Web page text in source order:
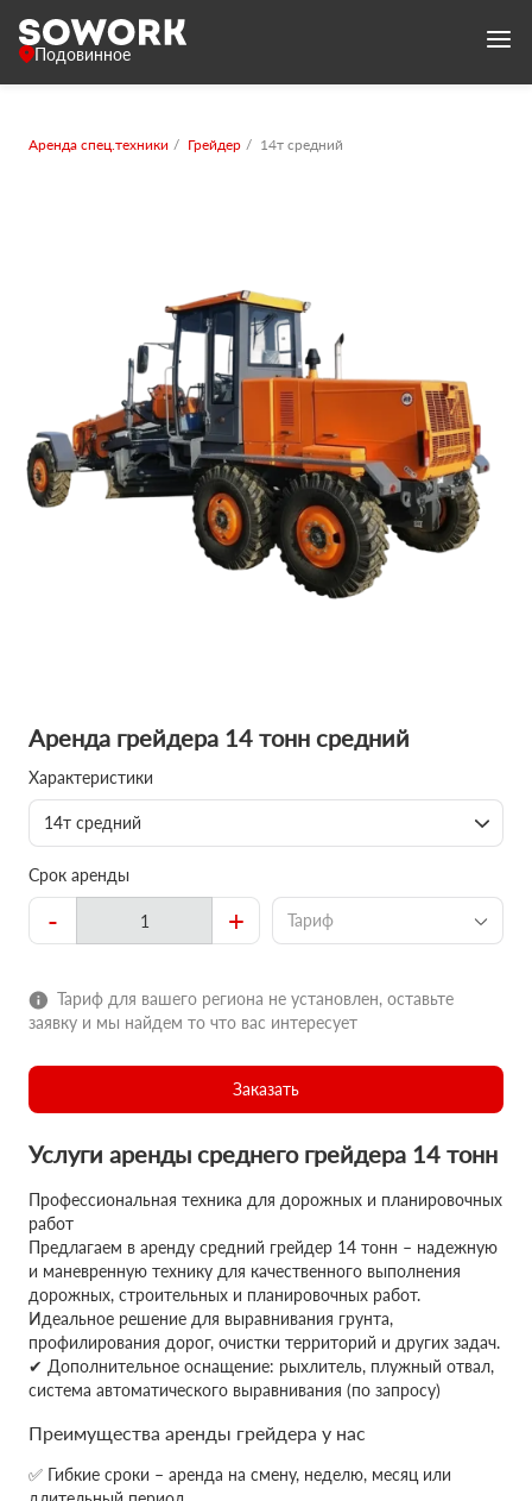
Подовинное
Аренда спец.техники Грейдер 14т средний
Аренда грейдера 14 тонн средний
Характеристики
14т средний
Срок аренды
- + Тариф
Тариф для вашего региона не установлен, оставьте
заявку и мы найдем то что вас интересует
Заказать
Услуги аренды среднего грейдера 14 тонн
Профессиональная техника для дорожных и планировочных
работ
Предлагаем в аренду средний грейдер 14 тонн – надежную
и маневренную технику для качественного выполнения
дорожных, строительных и планировочных работ.
Идеальное решение для выравнивания грунта,
профилирования дорог, очистки территорий и других задач.
✔ Дополнительное оснащение: рыхлитель, плужный отвал,
система автоматического выравнивания (по запросу)
Преимущества аренды грейдера у нас
✅ Гибкие сроки – аренда на смену, неделю, месяц или